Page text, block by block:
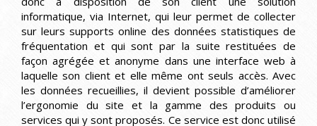
informatique, via Internet, qui leur permet de collecter
sur leurs supports online des données statistiques de
fréquentation et qui sont par la suite restituées de
façon agrégée et anonyme dans une interface web à
laquelle son client et elle même ont seuls accès. Avec
les données recueillies, il devient possible d’améliorer
l’ergonomie du site et la gamme des produits ou
services qui y sont proposés. Ce service est donc utilisé